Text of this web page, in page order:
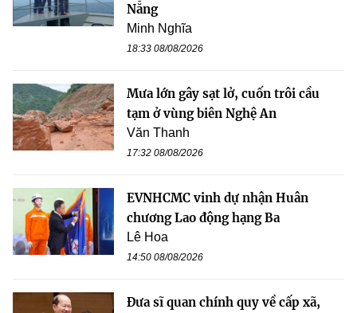
Nẵng
Minh Nghĩa
18:33 08/08/2026
Mưa lớn gây sạt lở, cuốn trôi cầu
tạm ở vùng biên Nghệ An
Văn Thanh
17:32 08/08/2026
EVNHCMC vinh dự nhận Huân
chương Lao động hạng Ba
Lê Hoa
14:50 08/08/2026
Đưa sĩ quan chính quy về cấp xã,